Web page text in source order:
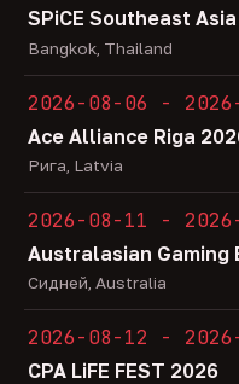
SPiCE Southeast
Bangkok, Thailand
2026-08-06 -
Ace Alliance Riga
Рига, Latvia
2026-08-11 -
Australasian Gaming
Сидней, Australia
2026-08-12 -
CPA LiFE FEST 2026